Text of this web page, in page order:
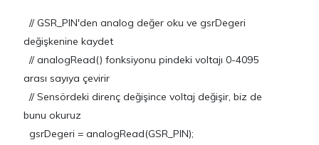
// GSR_PIN'den analog değer oku ve gsrDegeri
değişkenine kaydet
// analogRead() fonksiyonu pindeki voltajı 0-4095
arası sayıya çevirir
// Sensördeki direnç değişince voltaj değişir, biz de
bunu okuruz
gsrDegeri = analogRead(GSR_PIN);